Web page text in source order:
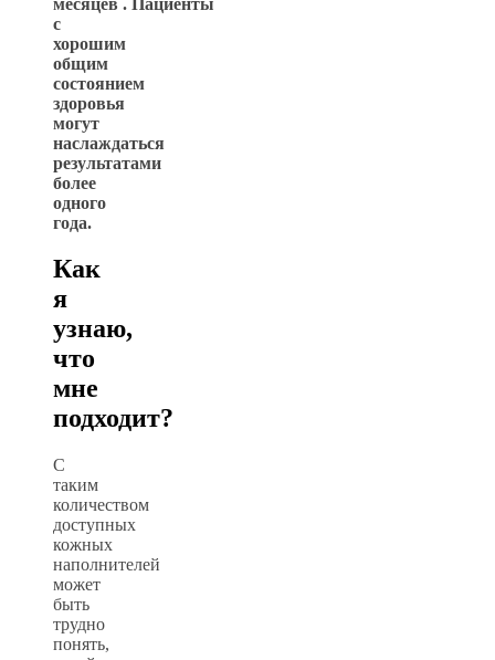
с
хорошим
общим
состоянием
здоровья
могут
наслаждаться
результатами
более
одного
года.
Как
я
узнаю,
что
мне
подходит?
С
таким
количеством
доступных
кожных
наполнителей
может
быть
трудно
понять,